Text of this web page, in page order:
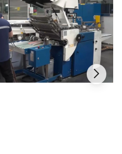
ambiente? Contamos con
e ISO 14001 (medio ambiente),
FSC y pruebas de terceros por
y transporte ofrece? Las
cartón o paletizado, enviado
o multimodal. 7. ¿Cuáles son las
Términos: FOB/EXW/CIF,T/T